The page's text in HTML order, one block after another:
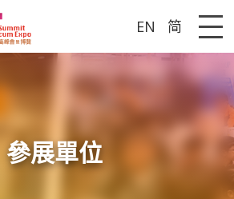
EN 简
參展單位